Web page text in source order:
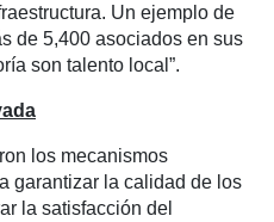
Un ejemplo de
de 5,400 asociados en sus
son talento local”.
los mecanismos
garantizar la calidad de los
la satisfacción del